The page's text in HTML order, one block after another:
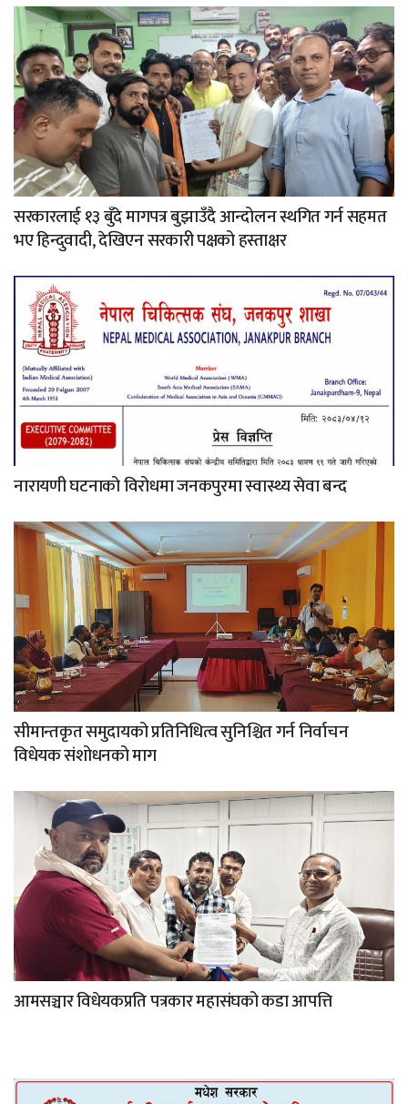
सरकारलाई १३ बुँदे मागपत्र बुझाउँदै आन्दोलन स्थगित गर्न सहमत
भए हिन्दुवादी, देखिएन सरकारी पक्षको हस्ताक्षर
नारायणी घटनाको विरोधमा जनकपुरमा स्वास्थ्य सेवा बन्द
सीमान्तकृत समुदायको प्रतिनिधित्व सुनिश्चित गर्न निर्वाचन
विधेयक संशोधनको माग
आमसञ्चार विधेयकप्रति पत्रकार महासंघको कडा आपत्ति